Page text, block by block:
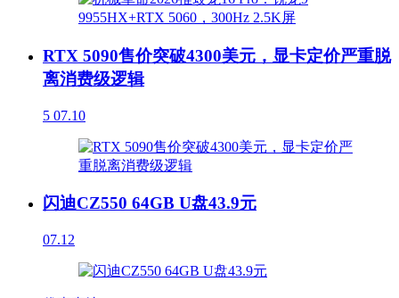
RTX 5090售价突破4300美元，显卡定价严重脱
离消费级逻辑
5 07.10
闪迪CZ550 64GB U盘43.9元
07.12